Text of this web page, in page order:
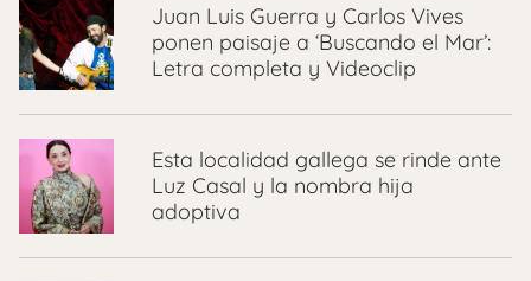
Juan Luis Guerra y Carlos Vives
ponen paisaje a ‘Buscando el Mar’:
Letra completa y Videoclip
Esta localidad gallega se rinde ante
Luz Casal y la nombra hija
adoptiva